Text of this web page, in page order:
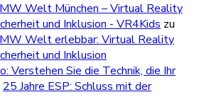
Welt München – Virtual Reality
und Inklusion - VR4Kids zu
Welt erlebbar: Virtual Reality
und Inklusion
Verstehen Sie die Technik, die Ihr
25 Jahre ESP: Schluss mit der